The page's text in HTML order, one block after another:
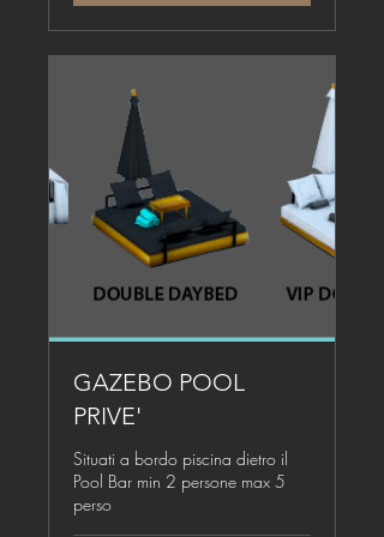
GAZEBO POOL
PRIVE'
Situati a bordo piscina dietro il
Pool Bar min 2 persone max 5
perso